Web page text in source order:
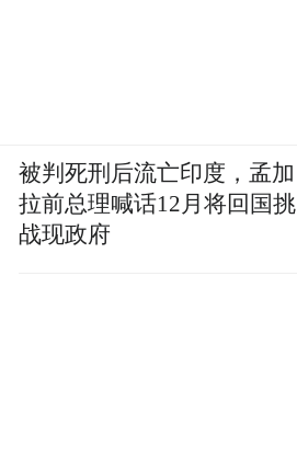
被判死刑后流亡印度，孟加
拉前总理喊话12月将回国挑
战现政府